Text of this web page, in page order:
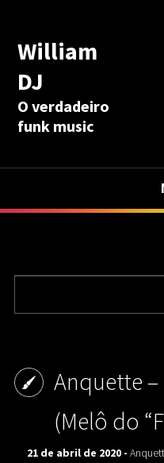
William
DJ
O verdadeiro
funk music
Anquette
(Melô do
21 de abril de 2020 -